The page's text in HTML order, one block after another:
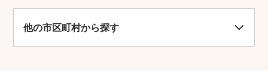
他の市区町村から探す